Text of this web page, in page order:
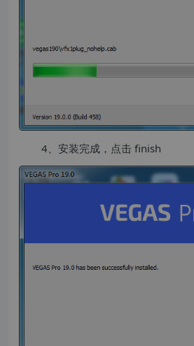
4、安装完成，点击 finish